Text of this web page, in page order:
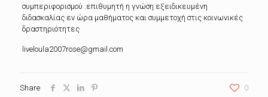
συμπεριφορισμού .επιθυμητή η γνώση εξειδικευμένη
διδασκαλίας εν ώρα μαθήματος και συμμετοχή στις κοινωνικές
δραστηριότητες
liveloula2007rose@gmail.com
Share 0